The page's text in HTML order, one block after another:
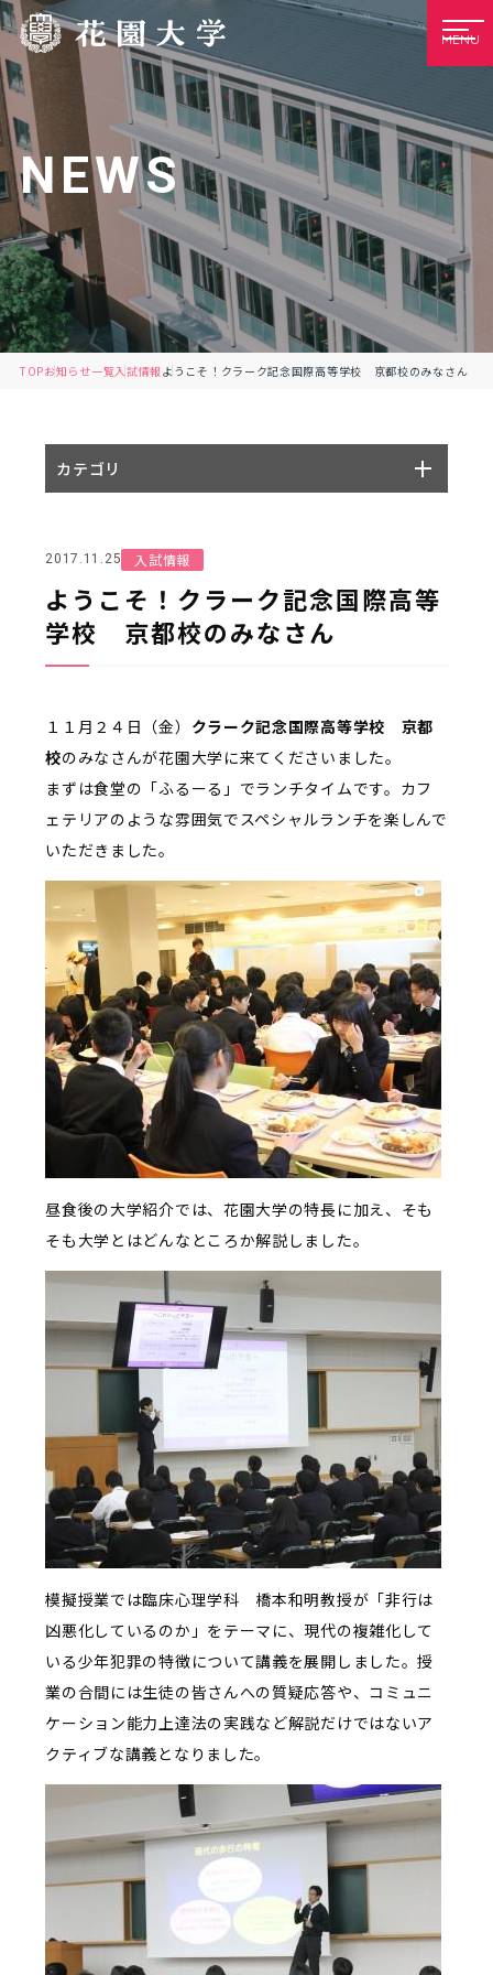
MENU
NEWS
TOPお知らせ一覧入試情報ようこそ！クラーク記念国際高等学校 京都校のみなさん
2017.11.25 入試情報
ようこそ！クラーク記念国際高等
学校 京都校のみなさん
１１月２４日（金） クラーク記念国際高等学校 京都
校のみなさんが花園大学に来てくださいました。
まずは食堂の「ふるーる」でランチタイムです。カフ
ェテリアのような雰囲気でスペシャルランチを楽しんで
いただきました。
昼食後の大学紹介では、花園大学の特長に加え、そも
そも大学とはどんなところか解説しました。
模擬授業では臨床心理学科 橋本和明教授が「非行は
凶悪化しているのか」をテーマに、現代の複雑化して
いる少年犯罪の特徴について講義を展開しました。授
業の合間には生徒の皆さんへの質疑応答や、コミュニ
ケーション能力上達法の実践など解説だけではないア
クティブな講義となりました。
カテゴリ